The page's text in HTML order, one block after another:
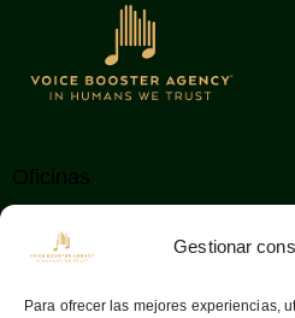
Gestionar
Para ofrecer las mejores experiencias,
Oficinas
Aribau, 142
info@voiceboosteragency.com